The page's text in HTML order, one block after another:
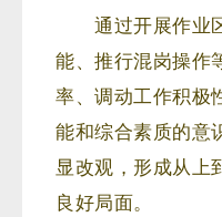
通过开展作业区
能、推行混岗操作
率、调动工作积极
能和综合素质的意
显改观，形成从上
良好局面。